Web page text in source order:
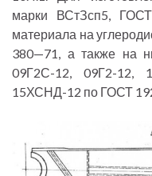
марки ВСтЗсп5,
материала на
380—71, а также на
09Г2С-12, 09Г2-12,
15ХСНД-12 по ГОСТ